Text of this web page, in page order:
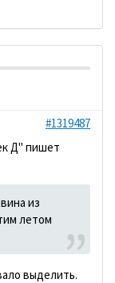
#1319487
Д" пишет
из
летом
выделить.